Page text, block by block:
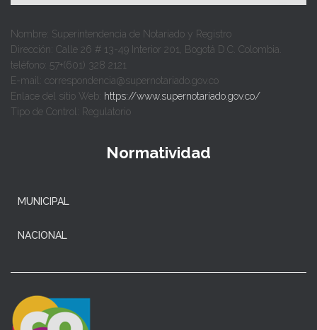
Nombre: Superintendencia de Notariado y Registro
Dirección: Calle 26 # 13-49 Interior 201, Bogotá D.C. Colombia.
teléfono: 57+(601) 328 2121
E-mail: correspondencia@supernotariado.gov.co
Enlace del sitio Web: https://www.supernotariado.gov.co/
Tipo de Control: Regulatorio
Normatividad
MUNICIPAL
NACIONAL